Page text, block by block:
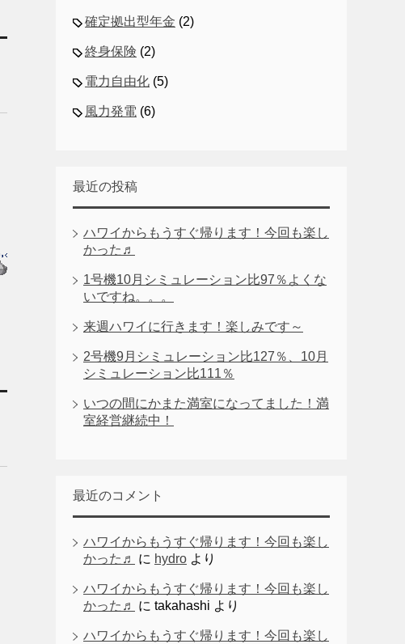
確定拠出型年金 (2)
終身保険 (2)
電力自由化 (5)
風力発電 (6)
最近の投稿
ハワイからもうすぐ帰ります！今回も楽し
かった♬
1号機10月シミュレーション比97％よくな
いですね。。。
来週ハワイに行きます！楽しみです～
2号機9月シミュレーション比127％、10月
シミュレーション比111％
いつの間にかまた満室になってました！満
室経営継続中！
最近のコメント
ハワイからもうすぐ帰ります！今回も楽し
かった♬
に hydro より
ハワイからもうすぐ帰ります！今回も楽し
かった♬
に takahashi より
ハワイからもうすぐ帰ります！今回も楽し